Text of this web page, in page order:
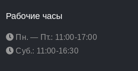
Рабочие часы
Пн. — Пт.: 11:00-17:00
Суб.: 11:00-16:30